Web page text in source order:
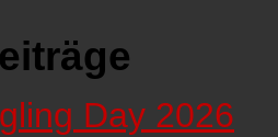
Day 2026